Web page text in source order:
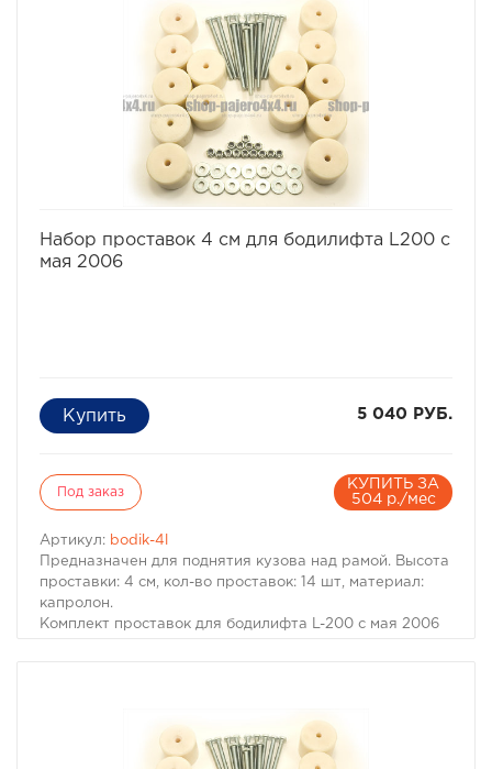
условиях офф-роуд.
В комплект проставок для бодилифта Pajero II /
Montero II входят сами проставки, а также болты, гайки
и шайбы для крепления.
Характеристики Комплекта проставок для бодилифта
Pajero II / Montero II:
· Высота проставки: 4 см
· Кол-во проставок: 8 шт
· Материал: капролон
Комплект проставок для бодилифта Pajero II / Montero
Набор проставок 4 см для бодилифта L200 с
мая 2006
5 040 РУБ.
Под заказ
КУПИТЬ ЗА
504 р./мес
Артикул: bodik-4l
Предназначен для поднятия кузова над рамой. Высота
проставки: 4 см, кол-во проставок: 14 шт, материал:
капролон.
Комплект проставок для бодилифта L-200 с мая 2006
В комплект проставок для бодилифта L-200 с мая 2006
входят сами проставки, а также болты, гайки и шайбы